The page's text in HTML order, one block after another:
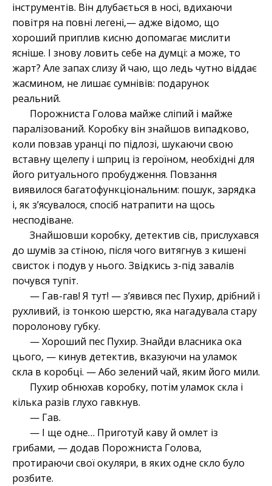
інструментів. Він длубається в носі, вдихаючи
повітря на повні легені,— адже відомо, що
хороший приплив кисню допомагає мислити
ясніше. І знову ловить себе на думці: а може, то
жарт? Але запах слизу й чаю, що ледь чутно віддає
жасмином, не лишає сумнівів: подарунок
реальний.
Порожниста Голова майже сліпий і майже
паралізований. Коробку він знайшов випадково,
коли повзав уранці по підлозі, шукаючи свою
вставну щелепу і шприц із героїном, необхідні для
його ритуального пробудження. Повзання
виявилося багатофункціональним: пошук, зарядка
і, як з’ясувалося, спосіб натрапити на щось
несподіване.
Знайшовши коробку, детектив сів, прислухався
до шумів за стіною, після чого витягнув з кишені
свисток і подув у нього. Звідкись з-під завалів
почувся тупіт.
— Гав-гав! Я тут! — з’явився пес Пухир, дрібний і
рухливий, із тонкою шерстю, яка нагадувала стару
поролонову губку.
— Хороший пес Пухир. Знайди власника ока
цього, — кинув детектив, вказуючи на уламок
скла в коробці. — Або зелений чай, яким його мили.
Пухир обнюхав коробку, потім уламок скла і
кілька разів глухо гавкнув.
— Гав.
— І ще одне… Приготуй каву й омлет із
грибами, — додав Порожниста Голова,
протираючи свої окуляри, в яких одне скло було
розбите.